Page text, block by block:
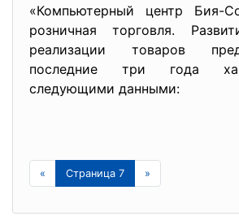
«Компьютерный центр Бия-
розничная торговля.
реализации товаров
последние три года
следующими данными:
« Страница 7 »